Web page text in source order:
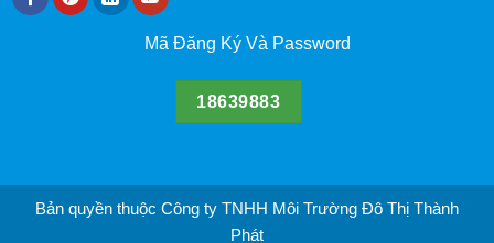
Mã Đăng Ký Và Password
18639883
Bản quyền thuộc Công ty TNHH Môi Trường Đô Thị Thành
Phát